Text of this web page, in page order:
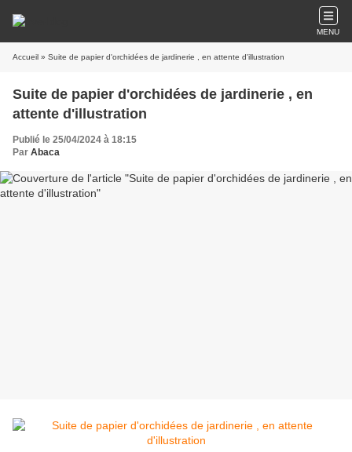
MENU
Accueil » Suite de papier d'orchidées de jardinerie , en attente d'illustration
Suite de papier d'orchidées de jardinerie , en
attente d'illustration
Publié le 25/04/2024 à 18:15
Par Abaca